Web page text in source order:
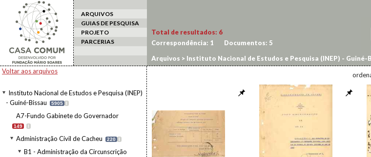
ARQUIVOS
GUIAS DE PESQUISA
PROJETO
PARCERIAS
Voltar aos arquivos
Instituto Nacional de Estudos e Pesquisa (INEP)
- Guiné-Bissau
5905 I
A7-Fundo Gabinete do Governador
149 I
Administração Civil de Cacheu 220 I
B1 - Administração da Circunscrição
Total de resultados: 6
Correspondência: 1 Documentos: 5
Arquivos > Instituto Nacional de Estudos e Pesquisa (INEP) - Guiné-
Cacheu>Secção B. Curadoria e Negócios Indígenas>IV –